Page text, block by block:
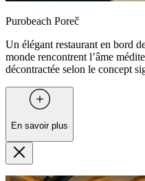
Purobeach Poreč
Un élégant restaurant en bord
monde rencontrent l’âme
décontractée selon le concept
En savoir plus